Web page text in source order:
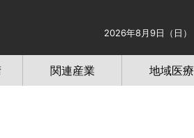
2026年8月9日（日）
関連産業 地域医療